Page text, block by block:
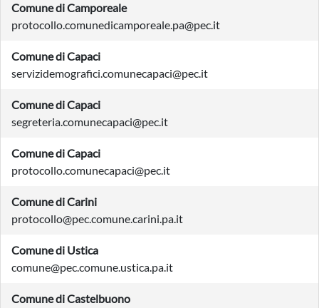
Comune di Camporeale
protocollo.comunedicamporeale.pa@pec.it
Comune di Capaci
servizidemografici.comunecapaci@pec.it
Comune di Capaci
segreteria.comunecapaci@pec.it
Comune di Capaci
protocollo.comunecapaci@pec.it
Comune di Carini
protocollo@pec.comune.carini.pa.it
Comune di Ustica
comune@pec.comune.ustica.pa.it
Comune di Castelbuono